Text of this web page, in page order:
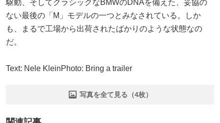
駆動、そしてクラシックなBMWのDNAを備えた、妥協の
ない最後の「M」モデルの一つとみなされている。しか
も、まるで工場から出荷されたばかりのような状態なの
だ。
Text: Nele KleinPhoto: Bring a trailer
写真を全て見る（4枚）